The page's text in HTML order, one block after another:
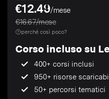
€12.49/mese
€16.67/mese
perché così poco?
Corso incluso su
400+ corsi inclusi
950+ risorse
50+ percorsi tematici